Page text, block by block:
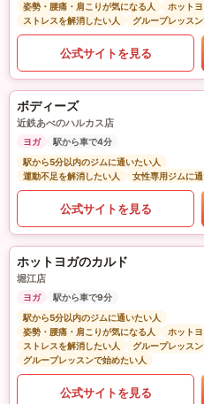
姿勢・腰痛・肩こりが気になる人
ホット
ストレスを解消したい人
グループレッス
公式サイトを見る
ボディーズ
近鉄あべのハルカス店
ヨガ
駅から車で4分
駅から5分以内のジムに通いたい人
運動不足を解消したい人
女性専用ジムに
公式サイトを見る
ホットヨガのカルド
堀江店
ヨガ
駅から車で9分
駅から5分以内のジムに通いたい人
姿勢・腰痛・肩こりが気になる人
ホット
ストレスを解消したい人
グループレッス
グループレッスンで始めたい人
公式サイトを見る